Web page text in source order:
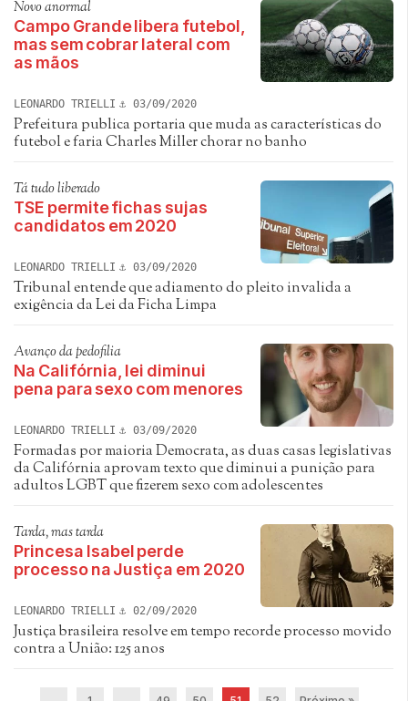
Novo anormal
Campo Grande libera futebol,
mas sem cobrar lateral com
as mãos
LEONARDO TRIELLI 03/09/2020
Prefeitura publica portaria que muda as características do
futebol e faria Charles Miller chorar no banho
Tá tudo liberado
TSE permite fichas sujas
candidatos em 2020
LEONARDO TRIELLI 03/09/2020
Tribunal entende que adiamento do pleito invalida a
exigência da Lei da Ficha Limpa
Avanço da pedofilia
Na Califórnia, lei diminui
pena para sexo com menores
LEONARDO TRIELLI 03/09/2020
Formadas por maioria Democrata, as duas casas legislativas
da Califórnia aprovam texto que diminui a punição para
adultos LGBT que fizerem sexo com adolescentes
Tarda, mas tarda
Princesa Isabel perde
processo na Justiça em 2020
LEONARDO TRIELLI 02/09/2020
Justiça brasileira resolve em tempo recorde processo movido
contra a União: 125 anos